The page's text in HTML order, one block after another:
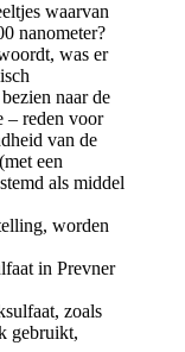
waarvan
nanometer?
was er
naar de
– reden voor
van de
een
als middel
worden
in Prevner
zoals
gebruikt,